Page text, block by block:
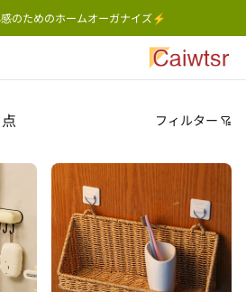
のためのホームオーガナイズ⚡
点 フィルター